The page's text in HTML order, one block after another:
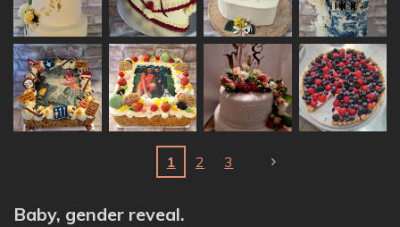
1 2 3
Baby, gender reveal.